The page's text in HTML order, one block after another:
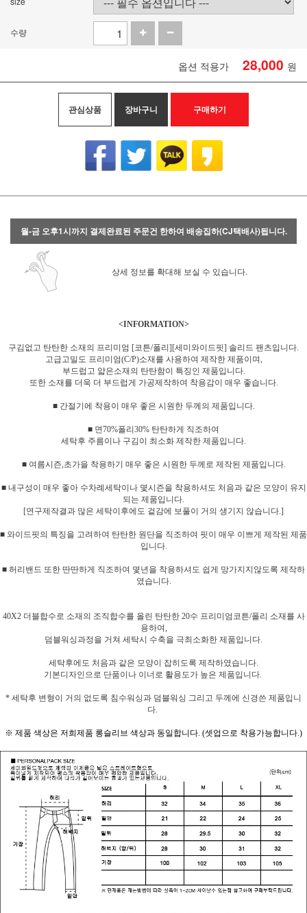
수량
옵션 적용가 28,000 원
관심상품 장바구니 구매하기
월-금 오후1시까지 결제완료된 주문건 한하여 배송집하(CJ택배사)됩니다.
상세 정보를 확대해 보실 수 있습니다.
<INFORMATION>
구김없고 탄탄한 소재의 프리미엄 [코튼/폴리][세미와이드핏] 솔리드 팬츠입니다.
고급고밀도 프리미엄(C/P)소재를 사용하여 제작한 제품이며,
부드럽고 얇은소재의 탄탄함이 특징인 제품입니다.
또한 소재를 더욱 더 부드럽게 가공제작하여 착용감이 매우 좋습니다.
■ 간절기에 착용이 매우 좋은 시원한 두께의 제품입니다.
■ 면70%폴리30% 탄탄하게 직조하여
세탁후 주름이나 구김이 최소화 제작한 제품입니다.
■ 여름시즌,초가을 착용하기 매우 좋은 시원한 두께로 제작된 제품입니다.
■ 내구성이 매우 좋아 수차례세탁이나 몇시즌을 착용하셔도 처음과 같은 모양이 유지
되는 제품입니다.
[연구제작결과 많은 세탁이후에도 겉감에 보풀이 거의 생기지 않습니다.]
■ 와이드핏의 특징을 고려하여 탄탄한 원단을 직조하여 핏이 매우 이쁘게 제작된 제품
입니다.
■ 허리밴드 또한 딴딴하게 직조하여 몇년을 착용하셔도 쉽게 망가지지않도록 제작하
였습니다.
40X2 더블합수로 소재의 조직합수를 올린 탄탄한 20수 프리미엄코튼/폴리 소재를 사
용하여,
덤블워싱과정을 거쳐 세탁시 수축을 극최소화한 제품입니다.
세탁후에도 처음과 같은 모양이 잡히도록 제작하였습니다.
기본디자인으로 단품이나 이너로 활용도가 높은 제품입니다.
* 세탁후 변형이 거의 없도록 침수워싱과 덤블워싱 그리고 두께에 신경쓴 제품입니
다.
※ 제품 색상은 저희제품 롱슬리브 색상과 동일합니다. (셋업으로 착용가능합니다.)